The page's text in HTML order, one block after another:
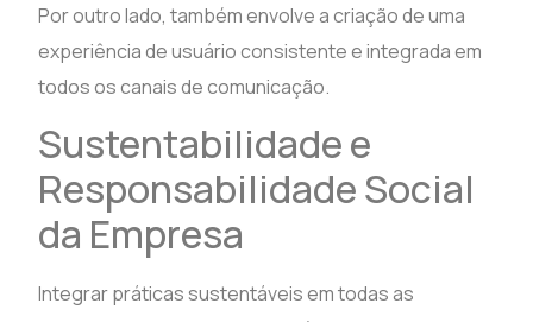
Por outro lado, também envolve a criação de uma
experiência de usuário consistente e integrada em
todos os canais de comunicação.
Sustentabilidade e
Responsabilidade Social
da Empresa
Integrar práticas sustentáveis em todas as